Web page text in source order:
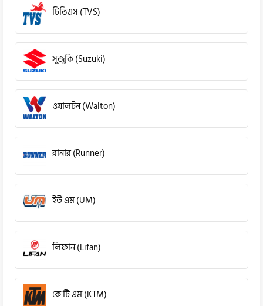
টিভিএস (TVS)
সুজুকি (Suzuki)
ওয়ালটন (Walton)
রানার (Runner)
ইউ এম (UM)
লিফান (Lifan)
কে টি এম (KTM)